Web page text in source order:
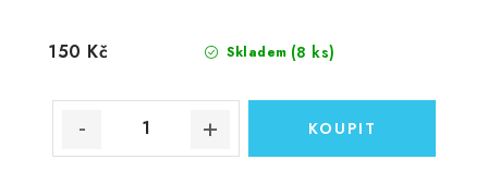
Skladem (8 ks)
150 Kč